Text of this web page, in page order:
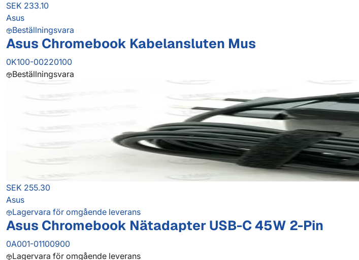
SEK 233.10
Asus
Beställningsvara
Asus Chromebook Kabelansluten Mus
0K100-00220100
Beställningsvara
SEK 255.30
Asus
Lagervara för omgående leverans
Asus Chromebook Nätadapter USB-C 45W 2-Pin
0A001-01100900
Lagervara för omgående leverans